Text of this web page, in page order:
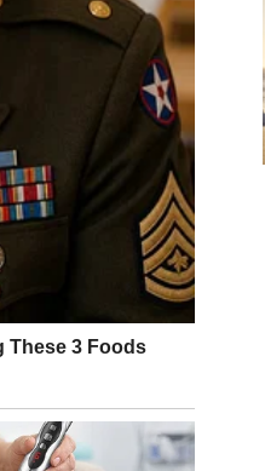
prema
Zvijezde sada